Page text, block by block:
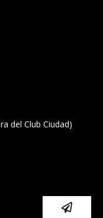
del Club Ciudad)